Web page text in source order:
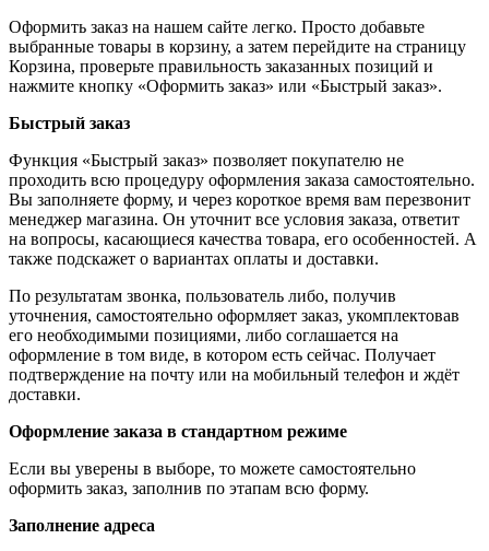
Оформить заказ на нашем сайте легко. Просто добавьте
выбранные товары в корзину, а затем перейдите на страницу
Корзина, проверьте правильность заказанных позиций и
нажмите кнопку «Оформить заказ» или «Быстрый заказ».
Быстрый заказ
Функция «Быстрый заказ» позволяет покупателю не
проходить всю процедуру оформления заказа самостоятельно.
Вы заполняете форму, и через короткое время вам перезвонит
менеджер магазина. Он уточнит все условия заказа, ответит
на вопросы, касающиеся качества товара, его особенностей. А
также подскажет о вариантах оплаты и доставки.
По результатам звонка, пользователь либо, получив
уточнения, самостоятельно оформляет заказ, укомплектовав
его необходимыми позициями, либо соглашается на
оформление в том виде, в котором есть сейчас. Получает
подтверждение на почту или на мобильный телефон и ждёт
доставки.
Оформление заказа в стандартном режиме
Если вы уверены в выборе, то можете самостоятельно
оформить заказ, заполнив по этапам всю форму.
Заполнение адреса